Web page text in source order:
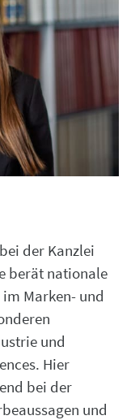
der Kanzlei
berät nationale
Marken- und
und
Hier
bei der
und